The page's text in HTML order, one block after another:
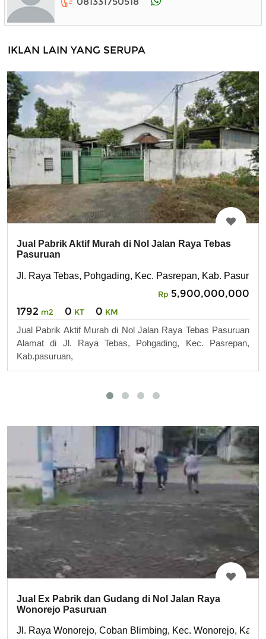
IKLAN LAIN YANG SERUPA
Jual Pabrik Aktif Murah di Nol Jalan Raya Tebas
Pasuruan
Jl. Raya Tebas, Pohgading, Kec. Pasrepan, Kab.
Rp 5,900,000,000
1792 m2 0 KT 0 KM
Jual Pabrik Aktif Murah di Nol Jalan Raya Tebas Pasuruan
Alamat di Jl. Raya Tebas, Pohgading, Kec. Pasrepan,
Kab.pasuruan,
Jual Ex Pabrik dan Gudang di Nol Jalan Raya
Wonorejo Pasuruan
Jl. Raya Wonorejo, Coban Blimbing, Kec. Wonorejo, Kab.